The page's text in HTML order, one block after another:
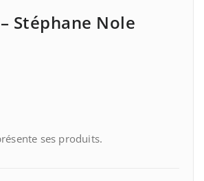
Stéphane Nole
ses produits.